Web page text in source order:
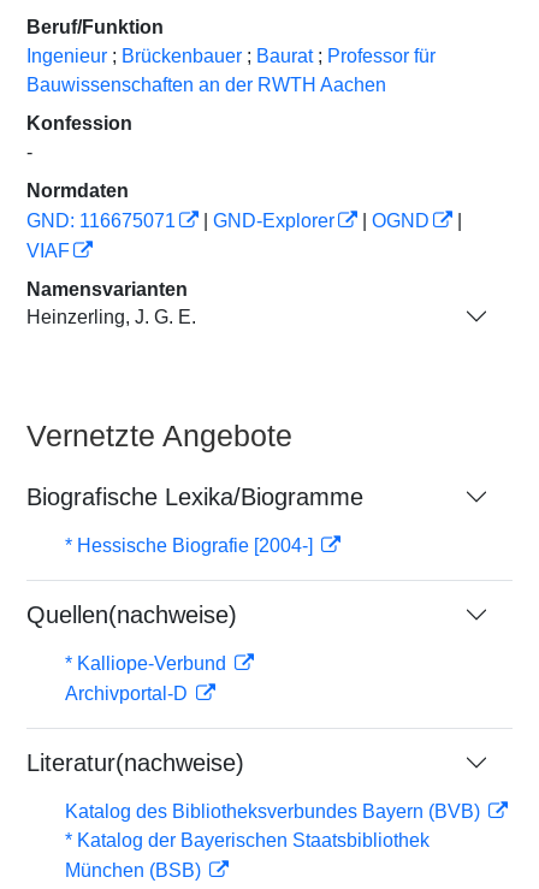
Beruf/Funktion
Ingenieur ; Brückenbauer ; Baurat ; Professor für
Bauwissenschaften an der RWTH Aachen
Konfession
-
Normdaten
GND: 116675071
GND-Explorer OGND
VIAF
Namensvarianten
Heinzerling, J. G. E.
Vernetzte Angebote
Biografische Lexika/Biogramme
* Hessische Biografie [2004-]
Quellen(nachweise)
* Kalliope-Verbund
Archivportal-D
Literatur(nachweise)
Katalog des Bibliotheksverbundes Bayern (BVB)
* Katalog der Bayerischen Staatsbibliothek
München (BSB)